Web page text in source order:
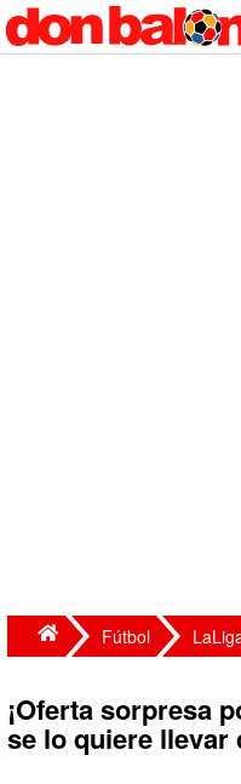
Fútbol
¡Oferta sorpresa
se lo quiere llevar